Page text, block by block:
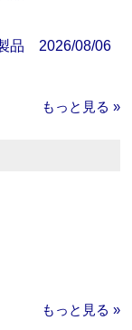
品 2026/08/06
もっと見る »
もっと見る »